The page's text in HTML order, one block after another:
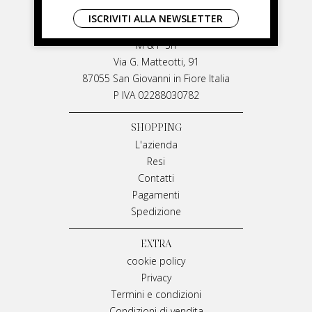
LIVIANA MIRARCHI
M & P Srl
Via G. Matteotti, 91
87055 San Giovanni in Fiore Italia
P IVA 02288030782
SHOPPING
L'azienda
Resi
Contatti
Pagamenti
Spedizione
EXTRA
cookie policy
Privacy
Termini e condizioni
ISCRIVITI ALLA NEWSLETTER